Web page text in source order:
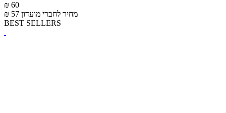
₪ 60
₪ 57 מחיר לחברי מועדון
BEST SELLERS